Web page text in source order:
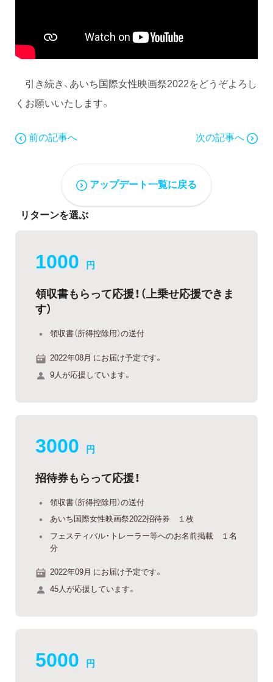
引き続き、あいち国際女性映画祭2022をどうぞよろし
くお願いいたします。
前の記事へ 次の記事へ
アップデート一覧に戻る
リターンを選ぶ
1000 円
領収書もらって応援！（上乗せ応援できま
す）
領収書（所得控除用）の送付
2022年08月 にお届け予定です。
9人が応援しています。
3000 円
招待券もらって応援！
領収書（所得控除用）の送付
あいち国際女性映画祭2022招待券 １枚
フェスティバル・トレーラー等へのお名前掲載 １名
分
2022年09月 にお届け予定です。
45人が応援しています。
5000 円